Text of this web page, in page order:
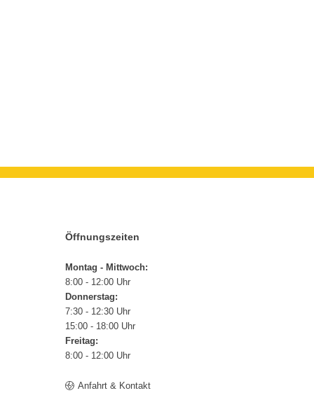
Öffnungszeiten
Montag - Mittwoch:
8:00 - 12:00 Uhr
Donnerstag:
7:30 - 12:30 Uhr
15:00 - 18:00 Uhr
Freitag:
8:00 - 12:00 Uhr
Anfahrt & Kontakt